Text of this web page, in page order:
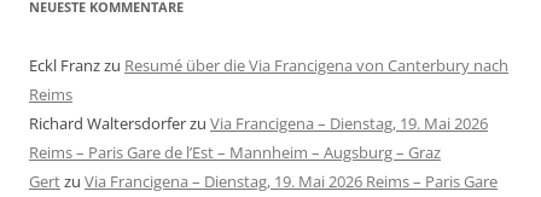
NEUESTE KOMMENTARE
Eckl Franzzu Resumé über die Via Francigena von Canterbury nach
Reims
Richard Waltersdorferzu Via Francigena – Dienstag, 19. Mai 2026
Reims – Paris Gare de l’Est – Mannheim – Augsburg – Graz
Gertzu Via Francigena – Dienstag, 19. Mai 2026 Reims – Paris Gare